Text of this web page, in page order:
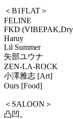
＜B1FLAT＞
FELINE
FKD (VIBEPAK,Dry
Haruy
Lil Summer
矢部ユウナ
ZEN-LA-ROCK
小澤雅志 [Art]
Ours [Food]
＜SALOON＞
凸凹。